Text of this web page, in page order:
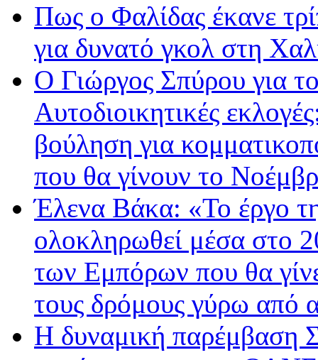
Πως ο Φαλίδας έκανε
για δυνατό γκολ στη
Ο Γιώργος Σπύρου για
Αυτοδιοικητικές
βούληση για
που θα γίνουν το
Έλενα Βάκα: «Το έργο
ολοκληρωθεί μέσα στο
των Εμπόρων που θα
τους δρόμους γύρω από
Η δυναμική παρέμβαση